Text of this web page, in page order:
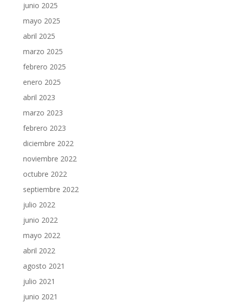
junio 2025
mayo 2025
abril 2025
marzo 2025
febrero 2025
enero 2025
abril 2023
marzo 2023
febrero 2023
diciembre 2022
noviembre 2022
octubre 2022
septiembre 2022
julio 2022
junio 2022
mayo 2022
abril 2022
agosto 2021
julio 2021
junio 2021